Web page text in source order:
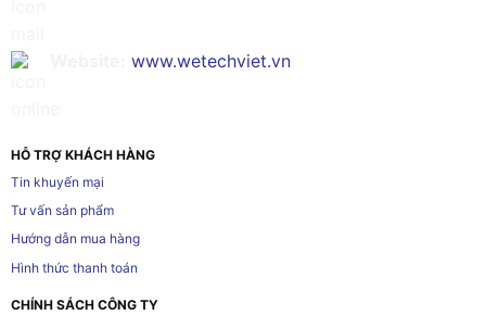
www.wetechviet.vn
HỖ TRỢ KHÁCH HÀNG
Tin khuyến mại
Tư vấn sản phẩm
Hướng dẫn mua hàng
Hình thức thanh toán
CHÍNH SÁCH CÔNG TY